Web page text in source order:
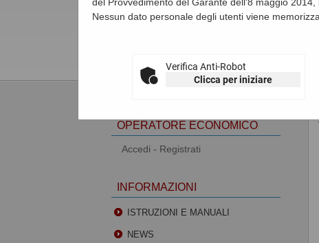
Nessun dato personale degli utenti viene
Verifica Anti-Robot
Clicca per iniziare
OPERATORE ECONOMICO
Accedi - Registrati
INFORMAZIONI
ISTRUZIONI E MANUALI
NEWS